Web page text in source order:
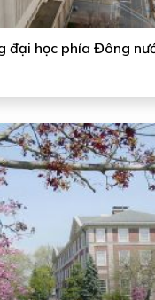
đại học phía Đông